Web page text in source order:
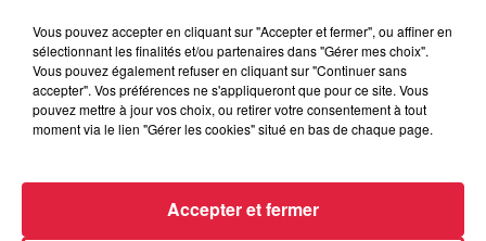
Tarif Gratuit
Walbach à l'entrée de la Vallée de Munster à 19h00. Une
Vous pouvez accepter en cliquant sur "Accepter et fermer", ou affiner en
sélectionnant les finalités et/ou partenaires dans "Gérer mes choix".
Vous pouvez également refuser en cliquant sur "Continuer sans
accepter". Vos préférences ne s'appliqueront que pour ce site. Vous
pouvez mettre à jour vos choix, ou retirer votre consentement à tout
moment via le lien "Gérer les cookies" situé en bas de chaque page.
Accepter et fermer